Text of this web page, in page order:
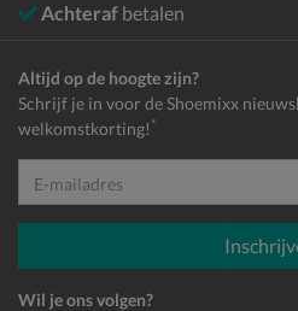
Achteraf betalen
Altijd op de hoogte zijn?
Schrijf je in voor de Shoemixx
welkomstkorting! *
E-mailadres
Wil je ons volgen?